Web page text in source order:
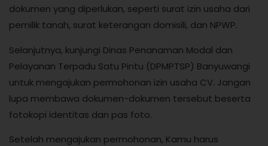
dokumen yang diperlukan, seperti surat izin usaha dari
pemilik tanah, surat keterangan domisili, dan NPWP.
Selanjutnya, kunjungi Dinas Penanaman Modal dan
Pelayanan Terpadu Satu Pintu (DPMPTSP) Banyuwangi
untuk mengajukan permohonan izin usaha CV. Jangan
lupa membawa dokumen-dokumen tersebut beserta
fotokopi identitas dan pas foto.
Setelah mengajukan permohonan, Kamu harus